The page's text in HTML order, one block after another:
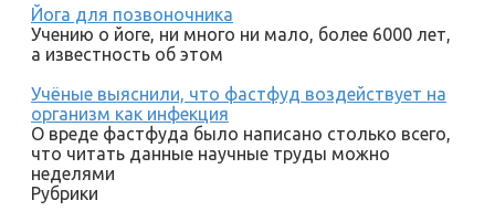
Йога для позвоночника
Учению о йоге, ни много ни мало, более 6000 лет,
а известность об этом
Учёные выяснили, что фастфуд воздействует на
организм как инфекция
О вреде фастфуда было написано столько всего,
что читать данные научные труды можно
неделями
Рубрики